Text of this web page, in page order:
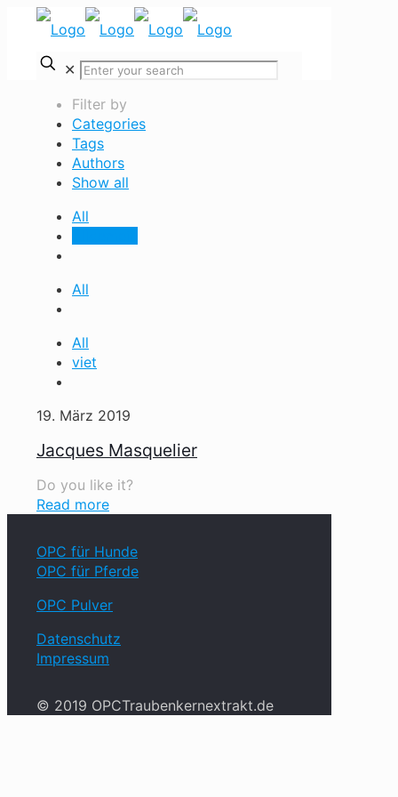
✕
Filter by
Categories
Tags
Authors
Show all
All
All
All
viet
19. März 2019
Jacques Masquelier
Do you like it?
Read more
OPC für Hunde
OPC für Pferde
OPC Pulver
Datenschutz
Impressum
© 2019 OPCTraubenkernextrakt.de